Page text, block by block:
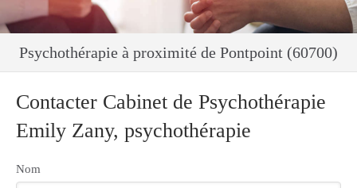
Psychothérapie à proximité de Pontpoint (60700)
Contacter Cabinet de Psychothérapie
Emily Zany, psychothérapie
Nom